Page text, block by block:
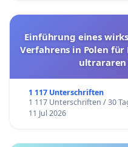
Einführung eines
Verfahrens in Polen
ultrararen
1 117 Unterschriften
1 117 Unterschriften / 30
11 Jul 2026